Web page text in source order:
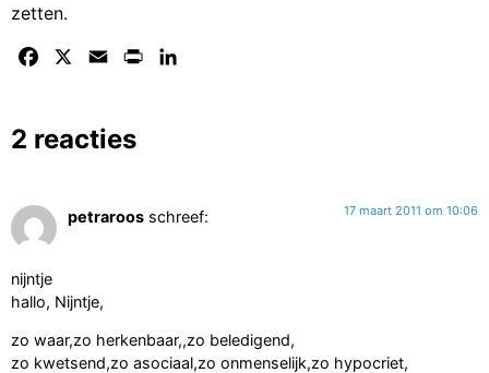
zetten.
Facebook Email Print
2 reacties
petraroos schreef: 17 maart 2011 om 10:06
nijntje
hallo, Nijntje,
zo waar,zo herkenbaar,,zo beledigend,
zo kwetsend,zo asociaal,zo onmenselijk,zo hypocriet,